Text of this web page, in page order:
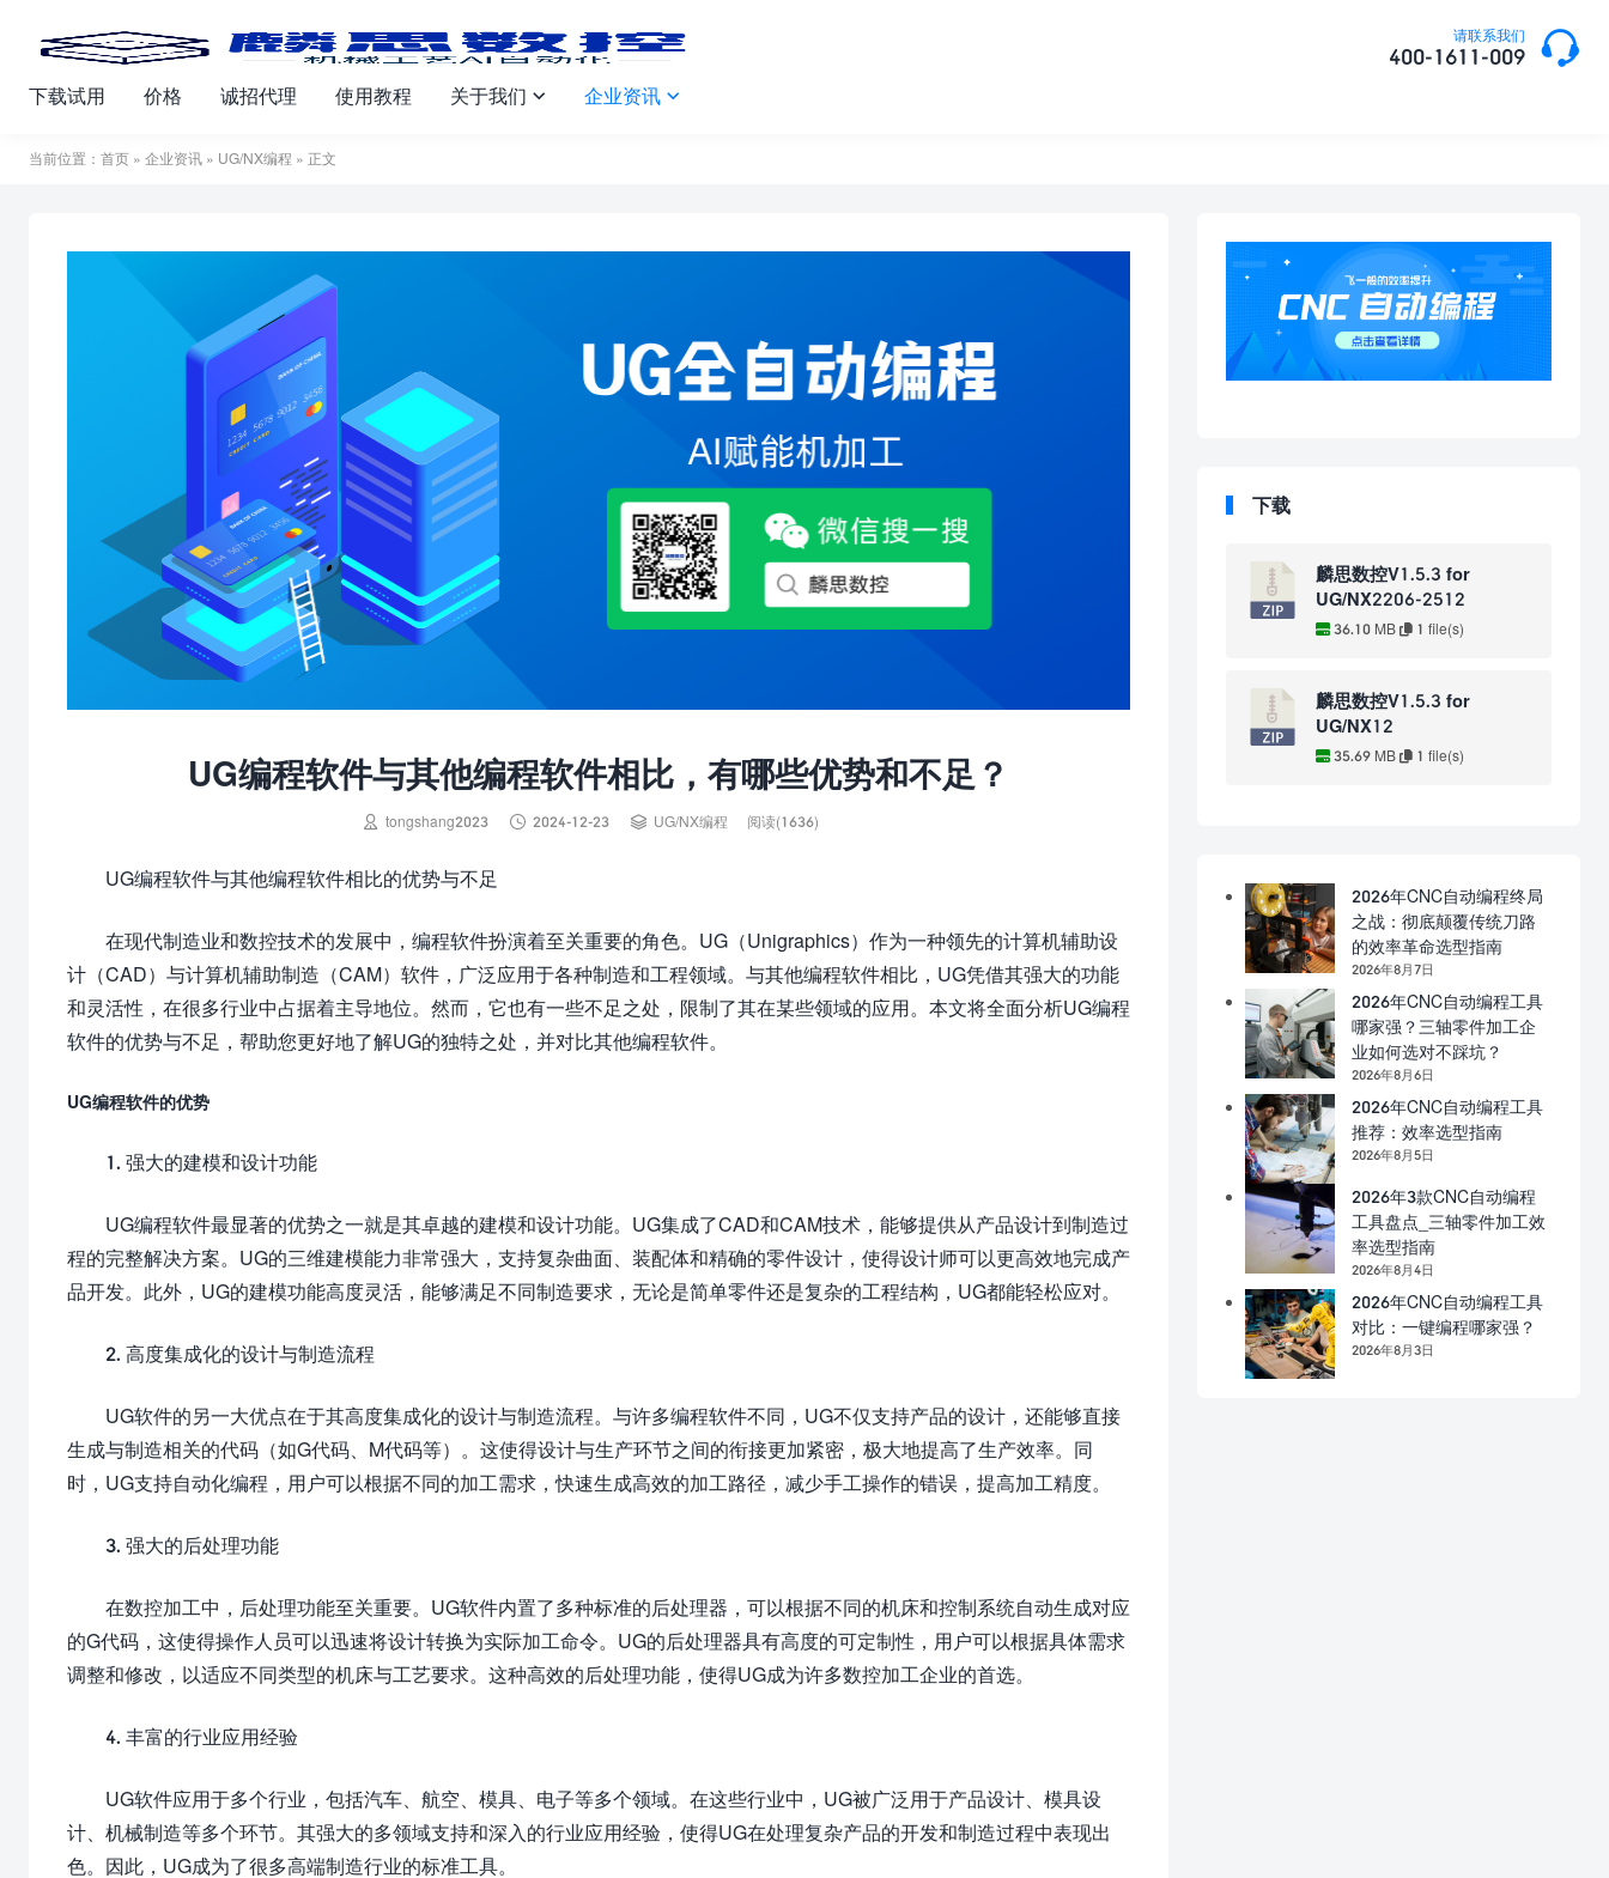
请联系我们
400-1611-009 
下载试用 价格 诚招代理 使用教程 关于我们  企业资讯 
当前位置： 首页 » 企业资讯 » UG/NX编程 » 正文
UG编程软件与其他编程软件相比，有哪些优势和不足？
 tongshang2023  2024-12-23  UG/NX编程 阅读(1636)
UG编程软件与其他编程软件相比的优势与不足
在现代制造业和数控技术的发展中，编程软件扮演着至关重要的角色。UG（Unigraphics）作为一种领先的计算机辅助设
计（CAD）与计算机辅助制造（CAM）软件，广泛应用于各种制造和工程领域。与其他编程软件相比，UG凭借其强大的功能
和灵活性，在很多行业中占据着主导地位。然而，它也有一些不足之处，限制了其在某些领域的应用。本文将全面分析UG编程
软件的优势与不足，帮助您更好地了解UG的独特之处，并对比其他编程软件。
UG编程软件的优势
1. 强大的建模和设计功能
UG编程软件最显著的优势之一就是其卓越的建模和设计功能。UG集成了CAD和CAM技术，能够提供从产品设计到制造过
程的完整解决方案。UG的三维建模能力非常强大，支持复杂曲面、装配体和精确的零件设计，使得设计师可以更高效地完成产
品开发。此外，UG的建模功能高度灵活，能够满足不同制造要求，无论是简单零件还是复杂的工程结构，UG都能轻松应对。
2. 高度集成化的设计与制造流程
UG软件的另一大优点在于其高度集成化的设计与制造流程。与许多编程软件不同，UG不仅支持产品的设计，还能够直接
生成与制造相关的代码（如G代码、M代码等）。这使得设计与生产环节之间的衔接更加紧密，极大地提高了生产效率。同
时，UG支持自动化编程，用户可以根据不同的加工需求，快速生成高效的加工路径，减少手工操作的错误，提高加工精度。
3. 强大的后处理功能
在数控加工中，后处理功能至关重要。UG软件内置了多种标准的后处理器，可以根据不同的机床和控制系统自动生成对应
的G代码，这使得操作人员可以迅速将设计转换为实际加工命令。UG的后处理器具有高度的可定制性，用户可以根据具体需求
调整和修改，以适应不同类型的机床与工艺要求。这种高效的后处理功能，使得UG成为许多数控加工企业的首选。
4. 丰富的行业应用经验
UG软件应用于多个行业，包括汽车、航空、模具、电子等多个领域。在这些行业中，UG被广泛用于产品设计、模具设
计、机械制造等多个环节。其强大的多领域支持和深入的行业应用经验，使得UG在处理复杂产品的开发和制造过程中表现出
色。因此，UG成为了很多高端制造行业的标准工具。
下载
麟思数控V1.5.3 for
UG/NX2206-2512
36.10 MB 1 file(s)
麟思数控V1.5.3 for
UG/NX12
35.69 MB 1 file(s)
2026年CNC自动编程终局
之战：彻底颠覆传统刀路
的效率革命选型指南
2026年8月7日
2026年CNC自动编程工具
哪家强？三轴零件加工企
业如何选对不踩坑？
2026年8月6日
2026年CNC自动编程工具
推荐：效率选型指南
2026年8月5日
2026年3款CNC自动编程
工具盘点_三轴零件加工效
率选型指南
2026年8月4日
2026年CNC自动编程工具
对比：一键编程哪家强？
2026年8月3日